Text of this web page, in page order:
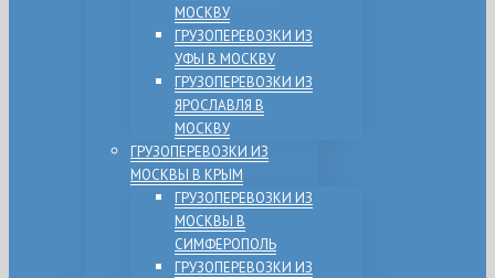
МОСКВУ
ГРУЗОПЕРЕВОЗКИ ИЗ
УФЫ В МОСКВУ
ГРУЗОПЕРЕВОЗКИ ИЗ
ЯРОСЛАВЛЯ В
МОСКВУ
ГРУЗОПЕРЕВОЗКИ ИЗ
МОСКВЫ В КРЫМ
ГРУЗОПЕРЕВОЗКИ ИЗ
МОСКВЫ В
СИМФЕРОПОЛЬ
ГРУЗОПЕРЕВОЗКИ ИЗ